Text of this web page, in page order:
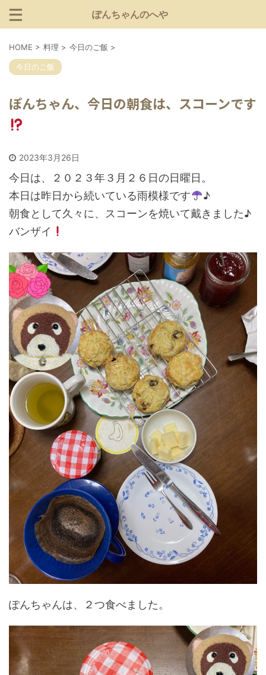
ぽんちゃんのへや
HOME > 料理 > 今日のご飯 >
今日のご飯
ぽんちゃん、今日の朝食は、スコーンです
2023年3月26日
今日は、２０２３年３月２６日の日曜日。
本日は昨日から続いている雨模様です
♪
朝食として久々に、スコーンを焼いて戴きました♪
バンザイ
ぽんちゃんは、２つ食べました。